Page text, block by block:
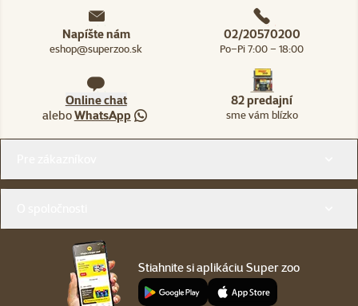
Napíšte nám
eshop@superzoo.sk
02/20570200
Po–Pi 7:00 – 18:00
Online chat
aleboWhatsApp
82 predajní
sme vám blízko
Stiahnite si aplikáciu Super zoo